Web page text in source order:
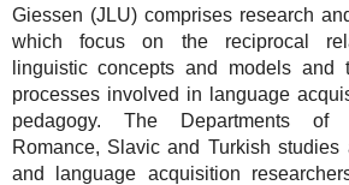
Giessen (JLU) comprises research
which focus on the reciprocal
linguistic concepts and models
processes involved in language
pedagogy. The Departments of
Romance, Slavic and Turkish
and language acquisition